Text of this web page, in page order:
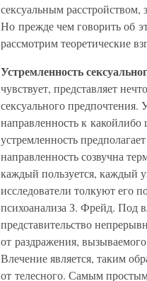
сексуальным
Но прежде чем говорить об
рассмотрим теоретические
Устремленность
чувствует, представляет
сексуального предпочтения.
направленность к какойлибо
устремленность
направленность созвучна
каждый пользуется, каждый
исследователи толкуют его
психоанализа З. Фрейд. Под
представительство
от раздражения,
Влечение является, таким
от телесного. Самым